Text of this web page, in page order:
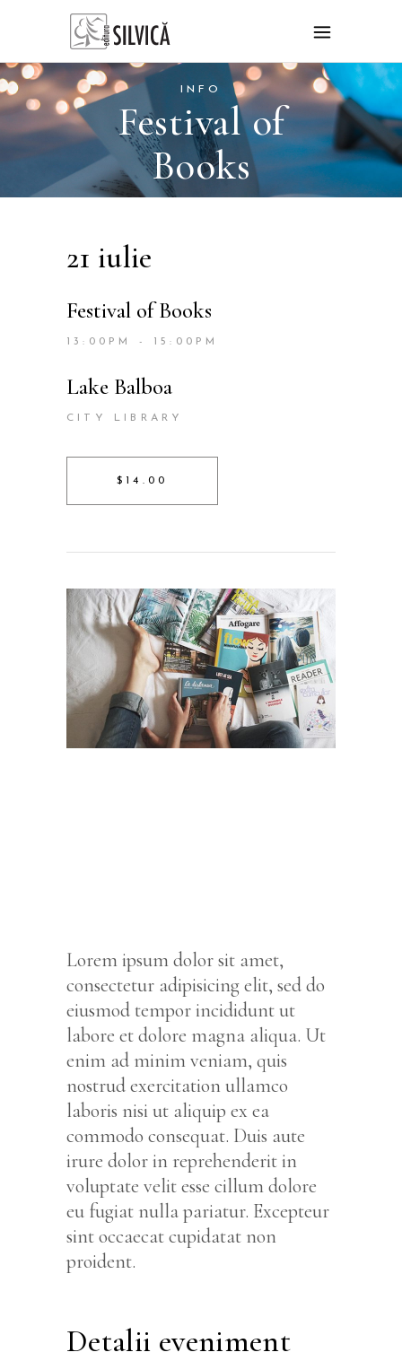
INFO
Festival of
Books
21 iulie
Festival of Books
13:00PM - 15:00PM
Lake Balboa
CITY LIBRARY
$14.00
Lorem ipsum dolor sit amet,
consectetur adipisicing elit, sed do
eiusmod tempor incididunt ut
labore et dolore magna aliqua. Ut
enim ad minim veniam, quis
nostrud exercitation ullamco
laboris nisi ut aliquip ex ea
commodo consequat. Duis aute
irure dolor in reprehenderit in
voluptate velit esse cillum dolore
eu fugiat nulla pariatur. Excepteur
sint occaecat cupidatat non
proident.
Detalii eveniment